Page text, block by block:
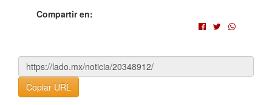
Compartir en:
Copiar URL